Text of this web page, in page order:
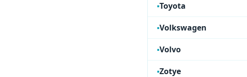
Toyota
Volkswagen
Volvo
Zotye